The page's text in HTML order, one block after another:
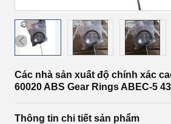
Các nhà sản xuất độ chính xác
60020 ABS Gear Rings ABEC-5
Thông tin chi tiết sản phẩm